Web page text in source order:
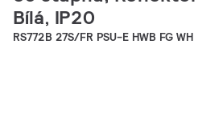
Bílá, IP20
RS772B 27S/FR PSU-E HWB FG WH